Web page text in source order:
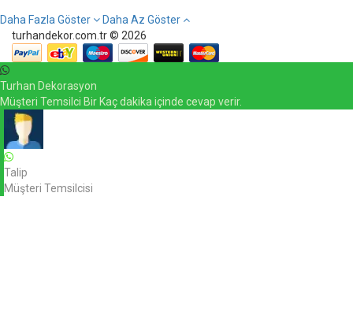
Daha Fazla Göster
Daha Az Göster
turhandekor.com.tr © 2026
Turhan Dekorasyon
Müşteri Temsilci Bir Kaç dakika içinde cevap verir.
Talip
Müşteri Temsilcisi